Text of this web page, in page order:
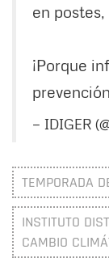
en
¡Porque
— IDIGER
TEMPORADA
INSTITUTO
CAMBIO